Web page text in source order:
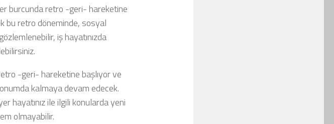
burcunda retro -geri- hareketine
bu retro döneminde, sosyal
iş hayatınızda
-geri- hareketine başlıyor ve
kalmaya devam edecek.
hayatınız ile ilgili konularda yeni
olmayabilir.